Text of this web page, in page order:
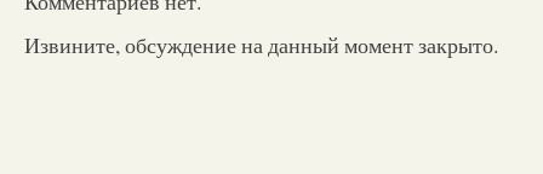
Извините, обсуждение на данный момент закрыто.